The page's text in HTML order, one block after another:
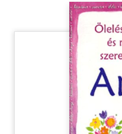
Szótár, nyelvkönyv
Tankönyv, segédkönyv